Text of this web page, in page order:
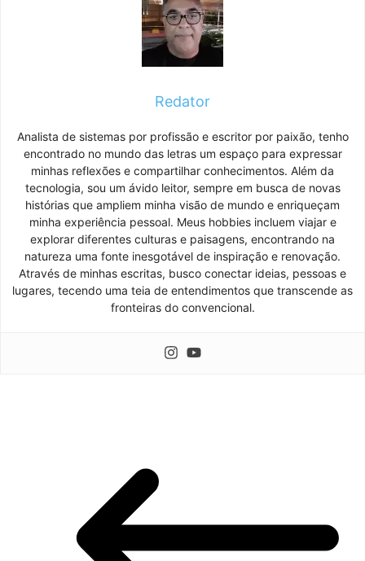
Redator
Analista de sistemas por profissão e escritor por paixão, tenho
encontrado no mundo das letras um espaço para expressar
minhas reflexões e compartilhar conhecimentos. Além da
tecnologia, sou um ávido leitor, sempre em busca de novas
histórias que ampliem minha visão de mundo e enriqueçam
minha experiência pessoal. Meus hobbies incluem viajar e
explorar diferentes culturas e paisagens, encontrando na
natureza uma fonte inesgotável de inspiração e renovação.
Através de minhas escritas, busco conectar ideias, pessoas e
lugares, tecendo uma teia de entendimentos que transcende as
fronteiras do convencional.